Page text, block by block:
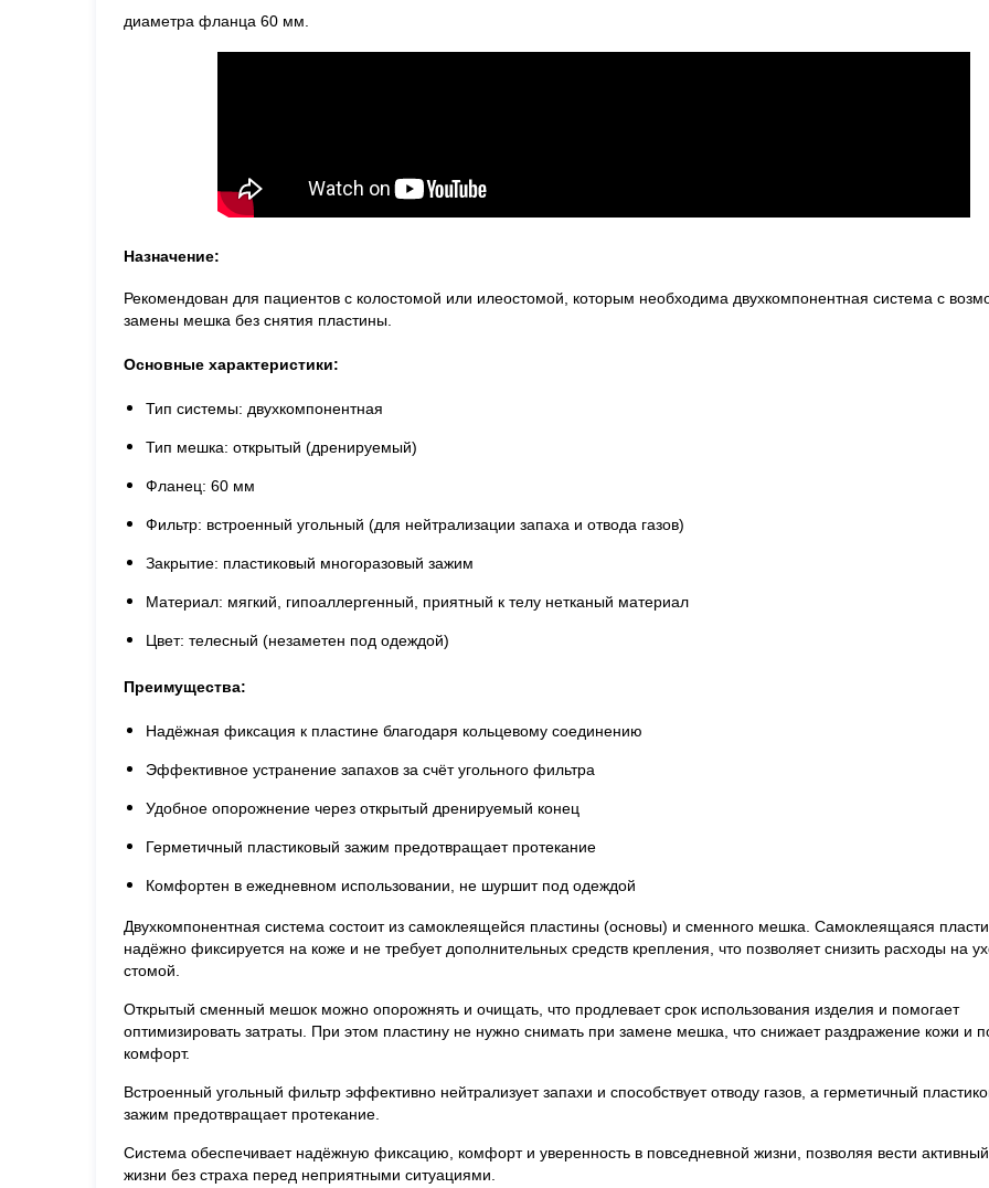
диаметра фланца 60 мм.
Назначение:
Рекомендован для пациентов с колостомой или илеостомой, которым необходима двухкомпонентная система с
замены мешка без снятия пластины.
Основные характеристики:
Тип системы: двухкомпонентная
Тип мешка: открытый (дренируемый)
Фланец: 60 мм
Фильтр: встроенный угольный (для нейтрализации запаха и отвода газов)
Закрытие: пластиковый многоразовый зажим
Материал: мягкий, гипоаллергенный, приятный к телу нетканый материал
Цвет: телесный (незаметен под одеждой)
Преимущества:
Надёжная фиксация к пластине благодаря кольцевому соединению
Эффективное устранение запахов за счёт угольного фильтра
Удобное опорожнение через открытый дренируемый конец
Герметичный пластиковый зажим предотвращает протекание
Комфортен в ежедневном использовании, не шуршит под одеждой
Двухкомпонентная система состоит из самоклеящейся пластины (основы) и сменного мешка. Самоклеящаяся
надёжно фиксируется на коже и не требует дополнительных средств крепления, что позволяет снизить расходы на
стомой.
Открытый сменный мешок можно опорожнять и очищать, что продлевает срок использования изделия и помогает
оптимизировать затраты. При этом пластину не нужно снимать при замене мешка, что снижает раздражение кожи и
комфорт.
Встроенный угольный фильтр эффективно нейтрализует запахи и способствует отводу газов, а герметичный
зажим предотвращает протекание.
Система обеспечивает надёжную фиксацию, комфорт и уверенность в повседневной жизни, позволяя вести
жизни без страха перед неприятными ситуациями.